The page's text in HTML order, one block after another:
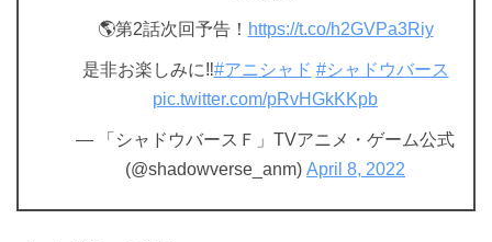
🌎第2話次回予告！ https://t.co/h2GVPa3Riy
是非お楽しみに‼️#アニシャド #シャドウバース
pic.twitter.com/pRvHGkKKpb
— 「シャドウバースＦ」TVアニメ・ゲーム公式
(@shadowverse_anm) April 8, 2022